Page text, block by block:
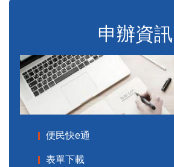
申辦資訊
便民快e通
表單下載